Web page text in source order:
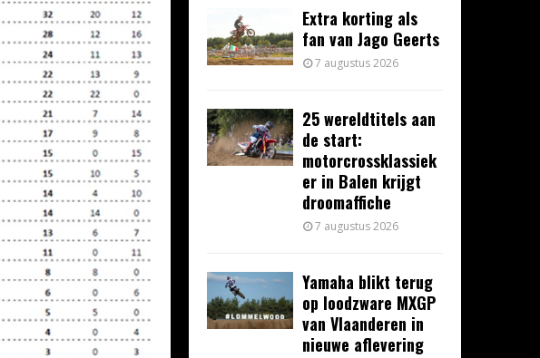
Extra korting als
fan van Jago Geerts
7 augustus 2026
25 wereldtitels aan
de start:
motorcrossklassiek
er in Balen krijgt
droomaffiche
7 augustus 2026
Yamaha blikt terug
op loodzware MXGP
van Vlaanderen in
nieuwe aflevering